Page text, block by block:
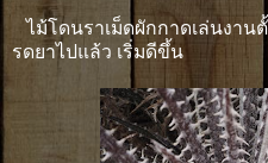
ไม้โดนราเม็ดผักกาดเล่นงา
รดยาไปแล้ว เริ่มดีขึ้น